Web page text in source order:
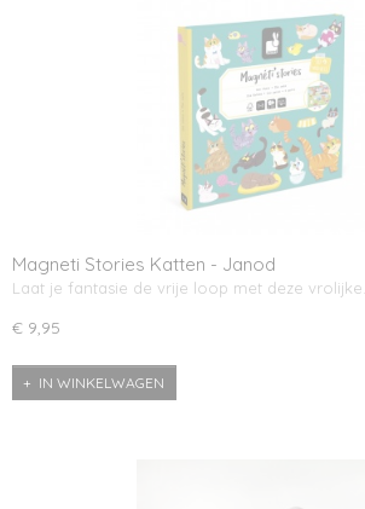
Magneti Stories Katten - Janod
Laat je fantasie de vrije loop met deze vrolijke…
€ 9,95
IN WINKELWAGEN